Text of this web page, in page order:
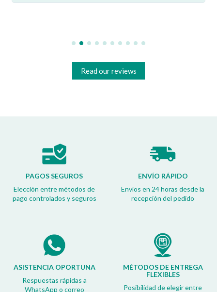
Read our reviews
PAGOS SEGUROS
Elección entre métodos de
pago controlados y seguros
ENVÍO RÁPIDO
Envíos en 24 horas desde la
recepción del pedido
ASISTENCIA OPORTUNA
Respuestas rápidas a
WhatsApp o correo
MÉTODOS DE ENTREGA
FLEXIBLES
Posibilidad de elegir entre